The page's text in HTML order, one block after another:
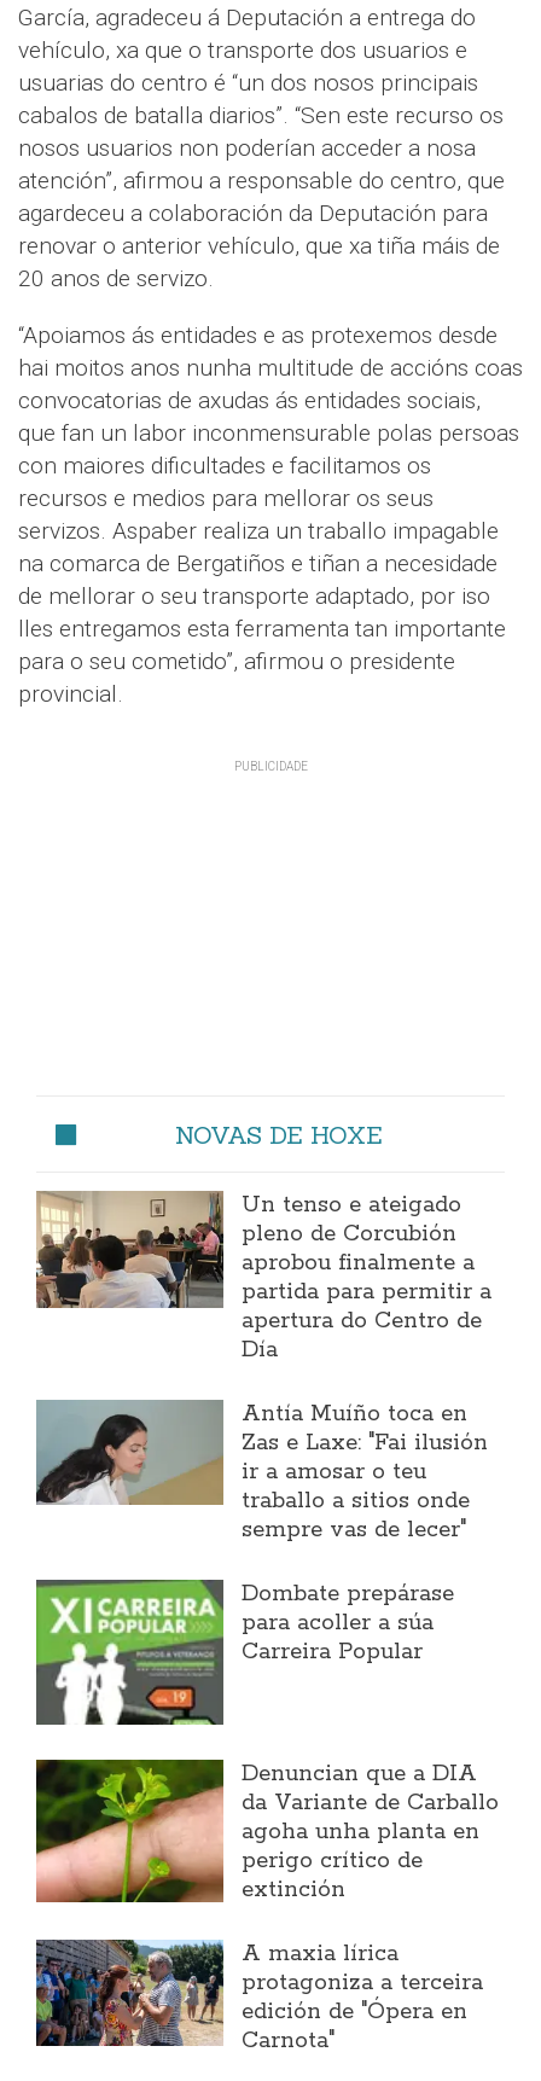
García, agradeceu á Deputación a entrega do
vehículo, xa que o transporte dos usuarios e
usuarias do centro é “un dos nosos principais
cabalos de batalla diarios”. “Sen este recurso os
nosos usuarios non poderían acceder a nosa
atención”, afirmou a responsable do centro, que
agardeceu a colaboración da Deputación para
renovar o anterior vehículo, que xa tiña máis de
20 anos de servizo.
“Apoiamos ás entidades e as protexemos desde
hai moitos anos nunha multitude de accións coas
convocatorias de axudas ás entidades sociais,
que fan un labor inconmensurable polas persoas
con maiores dificultades e facilitamos os
recursos e medios para mellorar os seus
servizos. Aspaber realiza un traballo impagable
na comarca de Bergatiños e tiñan a necesidade
de mellorar o seu transporte adaptado, por iso
lles entregamos esta ferramenta tan importante
para o seu cometido”, afirmou o presidente
provincial.
NOVAS DE HOXE
Un tenso e ateigado
pleno de Corcubión
aprobou finalmente a
partida para permitir a
apertura do Centro de
Día
Antía Muíño toca en
Zas e Laxe: "Fai ilusión
ir a amosar o teu
traballo a sitios onde
sempre vas de lecer"
Dombate prepárase
para acoller a súa
Carreira Popular
Denuncian que a DIA
da Variante de Carballo
agoha unha planta en
perigo crítico de
extinción
A maxia lírica
protagoniza a terceira
edición de "Ópera en
Carnota"